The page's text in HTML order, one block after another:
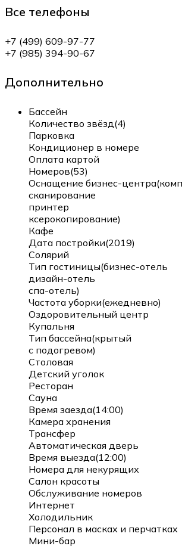
Все телефоны
+7 (499) 609-97-77
+7 (985) 394-90-67
Дополнительно
Бассейн
Количество звёзд(4)
Парковка
Кондиционер в номере
Оплата картой
Номеров(53)
Оснащение бизнес-
сканирование
принтер
ксерокопирование)
Кафе
Дата постройки(2019)
Солярий
Тип гостиницы(бизнес-отель
дизайн-отель
спа-отель)
Частота уборки(ежедневно)
Оздоровительный центр
Купальня
Тип бассейна(крытый
с подогревом)
Столовая
Детский уголок
Ресторан
Сауна
Время заезда(14:00)
Камера хранения
Трансфер
Автоматическая дверь
Время выезда(12:00)
Номера для некурящих
Салон красоты
Обслуживание номеров
Интернет
Холодильник
Персонал в масках и перчатках
Мини-бар